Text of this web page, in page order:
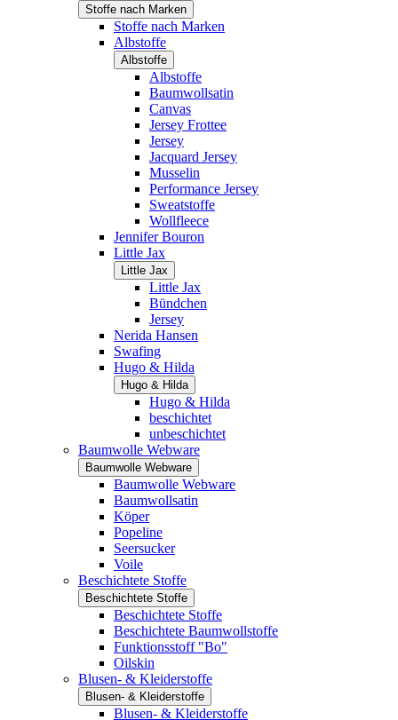
Stoffe nach Marken
Stoffe nach Marken
Albstoffe
Albstoffe
Albstoffe
Baumwollsatin
Canvas
Jersey Frottee
Jersey
Jacquard Jersey
Musselin
Performance Jersey
Sweatstoffe
Wollfleece
Jennifer Bouron
Little Jax
Little Jax
Little Jax
Bündchen
Jersey
Nerida Hansen
Swafing
Hugo & Hilda
Hugo & Hilda
Hugo & Hilda
beschichtet
unbeschichtet
Baumwolle Webware
Baumwolle Webware
Baumwolle Webware
Baumwollsatin
Köper
Popeline
Seersucker
Voile
Beschichtete Stoffe
Beschichtete Stoffe
Beschichtete Stoffe
Beschichtete Baumwollstoffe
Funktionsstoff "Bo"
Oilskin
Blusen- & Kleiderstoffe
Blusen- & Kleiderstoffe
Blusen- & Kleiderstoffe